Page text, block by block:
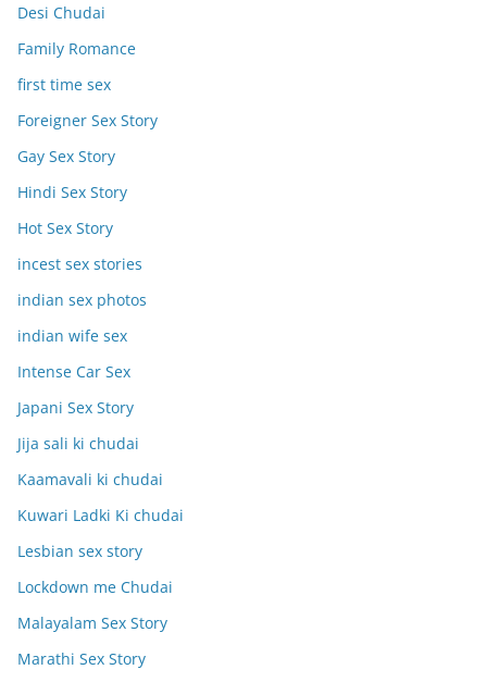
Desi Chudai
Family Romance
first time sex
Foreigner Sex Story
Gay Sex Story
Hindi Sex Story
Hot Sex Story
incest sex stories
indian sex photos
indian wife sex
Intense Car Sex
Japani Sex Story
Jija sali ki chudai
Kaamavali ki chudai
Kuwari Ladki Ki chudai
Lesbian sex story
Lockdown me Chudai
Malayalam Sex Story
Marathi Sex Story